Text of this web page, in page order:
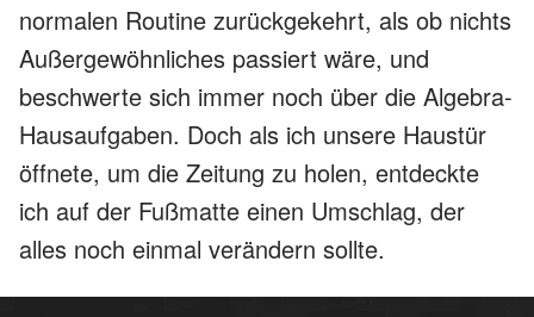
normalen Routine zurückgekehrt, als ob nichts
Außergewöhnliches passiert wäre, und
beschwerte sich immer noch über die Algebra-
Hausaufgaben. Doch als ich unsere Haustür
öffnete, um die Zeitung zu holen, entdeckte
ich auf der Fußmatte einen Umschlag, der
alles noch einmal verändern sollte.